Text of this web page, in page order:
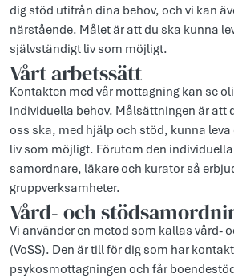
dig stöd utifrån dina behov, och vi kan
närstående. Målet är att du ska kunna
självständigt liv som möjligt.
Vårt arbetssätt
Kontakten med vår mottagning kan se
individuella behov. Målsättningen är att
oss ska, med hjälp och stöd, kunna
liv som möjligt. Förutom den
samordnare, läkare och kurator så
gruppverksamheter.
Vård- och
Vi använder en metod som kallas vård-
(VoSS). Den är till för dig som har
psykosmottagningen och får